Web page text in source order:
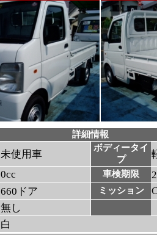
詳細情報
未使用車
ボディータイ
プ
0cc 車検期限
660ドア ミッション
無し
白